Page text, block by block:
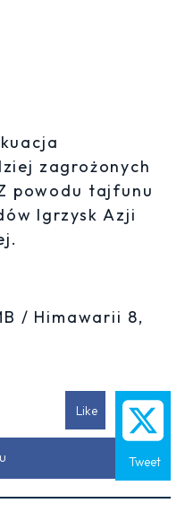
zagrożonych
powodu tajfunu
Igrzysk Azji
/ Himawarii 8,
Like
Tweet